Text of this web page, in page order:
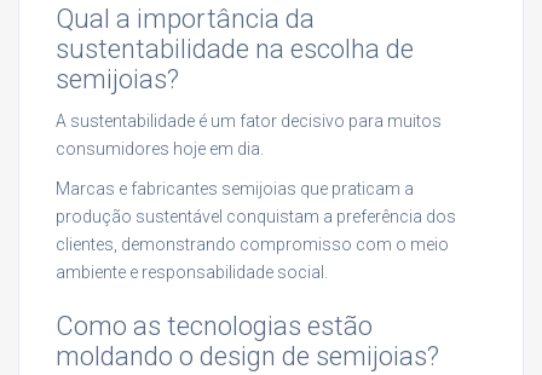
Qual a importância da
sustentabilidade na escolha de
semijoias?
A sustentabilidade é um fator decisivo para muitos
consumidores hoje em dia.
Marcas e fabricantes semijoias que praticam a
produção sustentável conquistam a preferência dos
clientes, demonstrando compromisso com o meio
ambiente e responsabilidade social.
Como as tecnologias estão
moldando o design de semijoias?